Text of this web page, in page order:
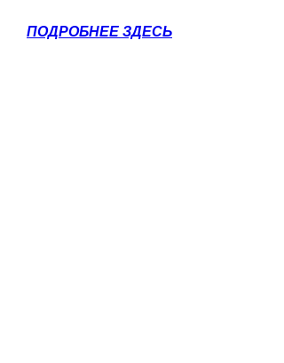
ПОДРОБНЕЕ ЗДЕСЬ